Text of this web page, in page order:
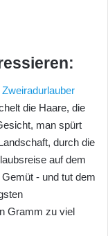
die Haare, die
man spürt
durch die
auf dem
- und tut dem
Gramm zu viel